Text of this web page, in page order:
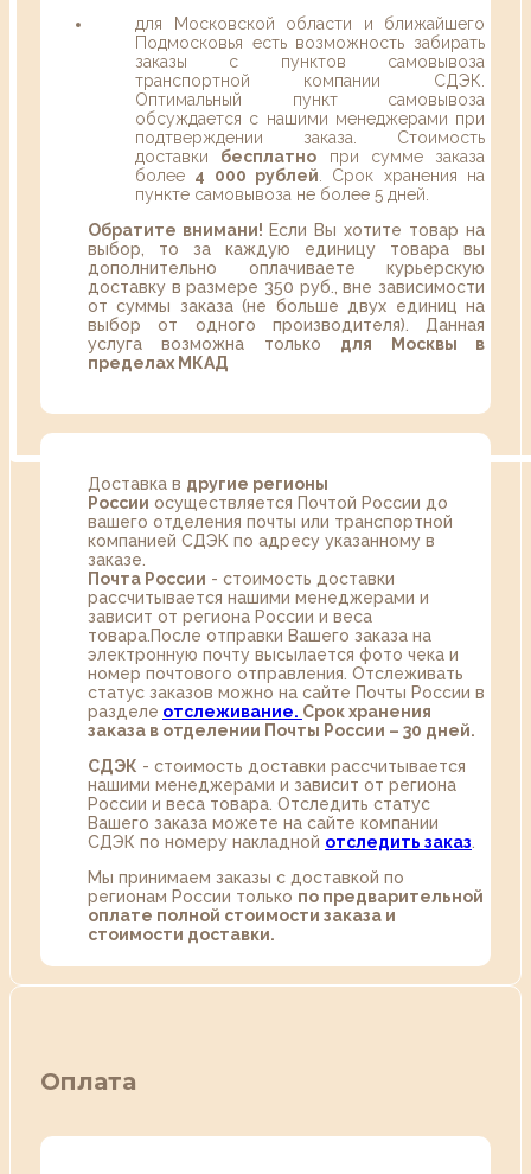
для Московской области и ближайшего
Подмосковья есть возможность забирать
заказы с пунктов самовывоза
транспортной компании СДЭК.
Оптимальный пункт самовывоза
обсуждается с нашими менеджерами при
подтверждении заказа. Стоимость
доставки бесплатно при сумме заказа
более 4 000 рублей . Срок хранения на
пункте самовывоза не более 5 дней.
Обратите внимани! Если Вы хотите товар на
выбор, то за каждую единицу товара вы
дополнительно оплачиваете курьерскую
доставку в размере 350 руб., вне зависимости
от суммы заказа (не больше двух единиц на
выбор от одного производителя). Данная
услуга возможна только для Москвы в
пределах МКАД
Доставка в другие регионы
России осуществляется Почтой России до
вашего отделения почты или транспортной
компанией СДЭК по адресу указанному в
заказе.
Почта России - стоимость доставки
рассчитывается нашими менеджерами и
зависит от региона России и веса
товара.После отправки Вашего заказа на
электронную почту высылается фото чека и
номер почтового отправления. Отслеживать
статус заказов можно на сайте Почты России в
разделе oтслеживание. Срок хранения
заказа в отделении Почты России – 30 дней.
СДЭК - стоимость доставки рассчитывается
нашими менеджерами и зависит от региона
России и веса товара. Отследить статус
Вашего заказа можете на сайте компании
СДЭК по номеру накладной отследить заказ
Мы принимаем заказы с доставкой по
регионам России только по предварительной
оплате полной стоимости заказа и
стоимости доставки.
Оплата